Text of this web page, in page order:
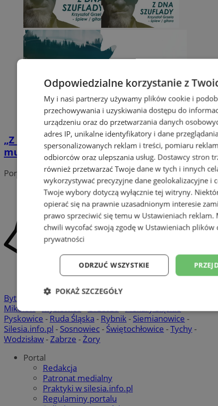
„Z dna szuflady” – magiczny wieczór z Soul
music w Willi Fitznera
Portal należy do sieci
Bytom Chorzów-Gliwice- Katowice
Mikołów-Mysłowice-Orzesze-Piekary Śląskie-
Pyskowice - Ruda Śląska - Rybnik- Siemianowice -
Silesia.info.pl - Sosnowiec- Świętochłowice -Tychy-
Wodzisław-Zabrze -Żory
Portal
Redakcja
Patronat medialny
Praktyki w silesia.info.pl
Regulaminy portalu
Odpowiedzialne korzystanie z
My i nasi partnerzy używamy plików cookie i
przechowywania i uzyskiwania dostępu do
urządzeniu oraz do przetwarzania danych
adres IP, unikalne identyfikatory i dane
spersonalizowanych reklam i treści, pomiaru
odbiorców oraz ulepszania usług. Dostawcy stron
również przetwarzać Twoje dane w tych i innych
wykorzystywać precyzyjne dane geolokalizacyjne i
Twoje wybory dotyczą wyłącznie tej witryny.
opierać się na prawnie uzasadnionym interesie
prawo sprzeciwić się temu w Ustawieniach reklam.
chwili wycofać swoją zgodę w Ustawieniach plików
prywatności
ODRZUĆ WSZYSTKIE
POKAŻ SZCZEGÓŁY
Niezbędne Wydajność